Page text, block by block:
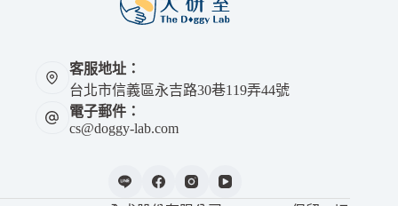
客服地址：
台北市信義區永吉路30巷119弄44號
電子郵件：
cs@doggy-lab.com